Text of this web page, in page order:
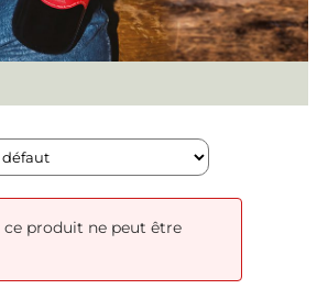
ce produit ne peut être